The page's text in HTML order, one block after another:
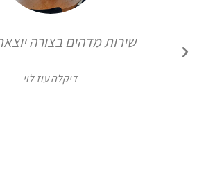
שירות מדהים בצורה
דיקלה עוז לוי